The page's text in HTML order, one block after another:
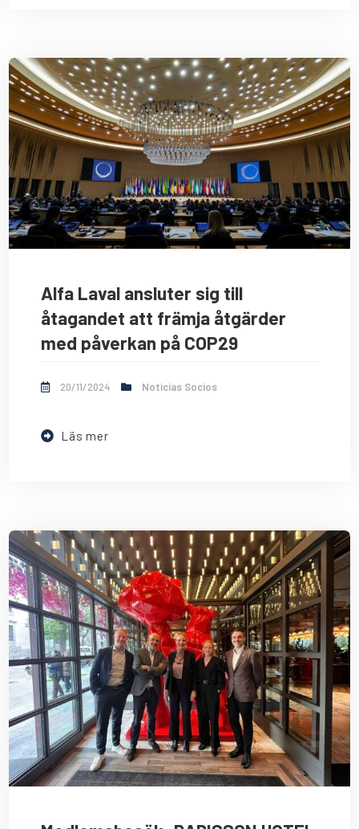
Alfa Laval ansluter sig till
åtagandet att främja åtgärder
med påverkan på COP29
20/11/2024 Noticias Socios
Läs mer